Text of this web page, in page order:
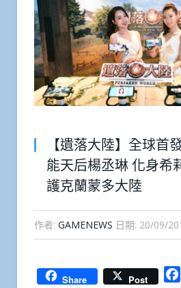
【遺落大陸】全球首
能天后楊丞琳 化身希
護克蘭蒙多大陸
作者: GAMENEWS 日期: 20/09/
Share Post